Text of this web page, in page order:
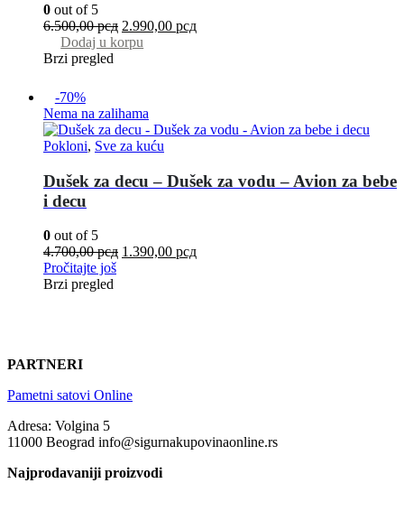
0 out of 5
6.500,00рсд 2.990,00 рсд
Dodaj u korpu
Brzi pregled
-70%
Nema na zalihama
Pokloni, Sve za kuću
Dušek za decu – Dušek za vodu – Avion za bebe
i decu
0 out of 5
4.700,00рсд 1.390,00 рсд
Pročitajte još
Brzi pregled
PARTNERI
Pametni satovi Online
Adresa: Volgina 5
11000 Beograd info@sigurnakupovinaonline.rs
Najprodavaniji proizvodi